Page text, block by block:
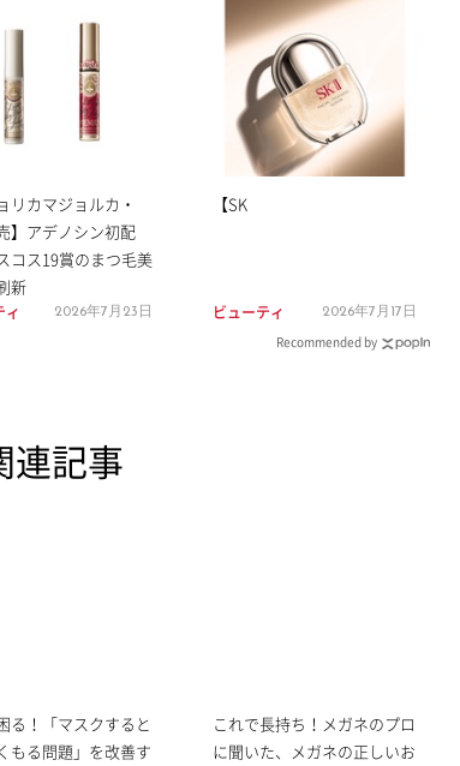
リカマジョルカ・
】アデノシン初配
コス19賞のまつ毛美
新
ィ 2026年7月23日
【SK
ビューティ 2026年7月17日
Recommended by
連記事
る！「マスクすると
もる問題」を改善す
これで長持ち！メガネのプロ
に聞いた、メガネの正しいお